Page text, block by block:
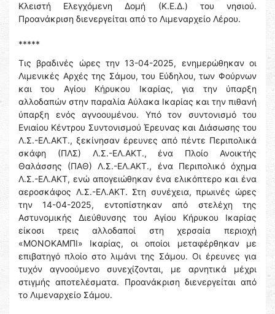
Κλειστή Ελεγχόμενη Δομή (Κ.Ε.Δ.) του νησιού.
Προανάκριση διενεργείται από το Λιμεναρχείο Λέρου.
*****
Τις βραδινές ώρες την 13-04-2025, ενημερώθηκαν οι
Λιμενικές Αρχές της Σάμου, του Εύδηλου, των Φούρνων
και του Αγίου Κήρυκου Ικαρίας, για την ύπαρξη
αλλοδαπών στην παραλία Αύλακα Ικαρίας και την πιθανή
ύπαρξη ενός αγνοουμένου. Υπό τον συντονισμό του
Ενιαίου Κέντρου Συντονισμού Έρευνας και Διάσωσης του
Λ.Σ.-ΕΛ.ΑΚΤ., ξεκίνησαν έρευνες από πέντε Περιπολικά
σκάφη (ΠΛΣ) Λ.Σ.-ΕΛ.ΑΚΤ., ένα Πλοίο Ανοικτής
Θαλάσσης (ΠΑΘ) Λ.Σ.-ΕΛ.ΑΚΤ., ένα Περιπολικό όχημα
Λ.Σ.-ΕΛ.ΑΚΤ, ενώ απογειώθηκαν ένα ελικόπτερο και ένα
αεροσκάφος Λ.Σ.-ΕΛ.ΑΚΤ. Στη συνέχεια, πρωινές ώρες
την 14-04-2025, εντοπίστηκαν από στελέχη της
Αστυνομικής Διεύθυνσης του Αγίου Κήρυκου Ικαρίας
είκοσι τρεις αλλοδαποί στη χερσαία περιοχή
«ΜΟΝΟΚΑΜΠΙ» Ικαρίας, οι οποίοι μεταφέρθηκαν με
επιβατηγό πλοίο στο λιμάνι της Σάμου. Οι έρευνες για
τυχόν αγνοούμενο συνεχίζονται, με αρνητικά μέχρι
στιγμής αποτελέσματα. Προανάκριση διενεργείται από
το Λιμεναρχείο Σάμου.